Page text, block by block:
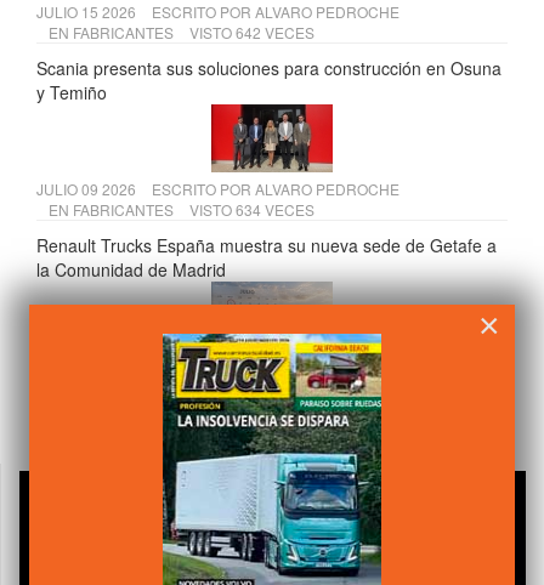
JULIO 15 2026 ESCRITO POR ALVARO PEDROCHE
EN FABRICANTES VISTO 642 VECES
Scania presenta sus soluciones para construcción en Osuna
y Temiño
JULIO 09 2026 ESCRITO POR ALVARO PEDROCHE
EN FABRICANTES VISTO 634 VECES
Renault Trucks España muestra su nueva sede de Getafe a
la Comunidad de Madrid
ESCRITO PORCAMIÓN ACTUALIDAD
LEGISLACIÓN VISTO 626 VECES
Tres cambios clave para el transporte de mercancías desde
×